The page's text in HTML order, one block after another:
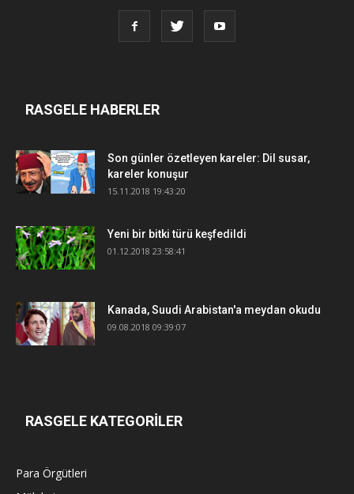
RASGELE HABERLER
Son günler özetleyen kareler: Dil susar,
kareler konuşur
15.11.2018 19:43:20
Yeni bir bitki türü keşfedildi
01.12.2018 23:58:41
Kanada, Suudi Arabistan'a meydan okudu
09.08.2018 09:39:07
RASGELE KATEGORİLER
Para Örgütleri